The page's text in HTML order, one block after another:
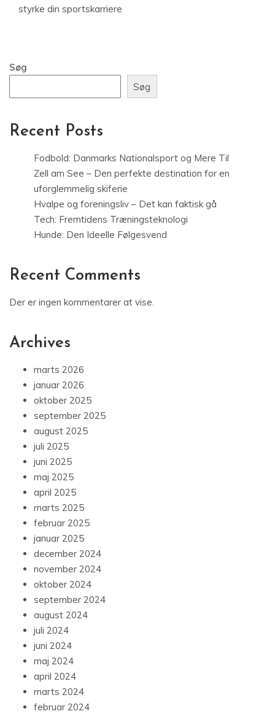
styrke din sportskarriere
Søg
Søg
Recent Posts
Fodbold: Danmarks Nationalsport og Mere Til
Zell am See – Den perfekte destination for en
uforglemmelig skiferie
Hvalpe og foreningsliv – Det kan faktisk gå
Tech: Fremtidens Træningsteknologi
Hunde: Den Ideelle Følgesvend
Recent Comments
Der er ingen kommentarer at vise.
Archives
marts 2026
januar 2026
oktober 2025
september 2025
august 2025
juli 2025
juni 2025
maj 2025
april 2025
marts 2025
februar 2025
januar 2025
december 2024
november 2024
oktober 2024
september 2024
august 2024
juli 2024
juni 2024
maj 2024
april 2024
marts 2024
februar 2024